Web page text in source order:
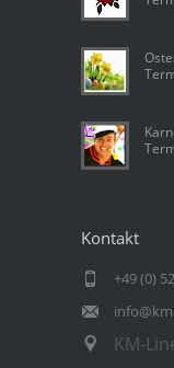
Kontakt
+49 (0)
KM-